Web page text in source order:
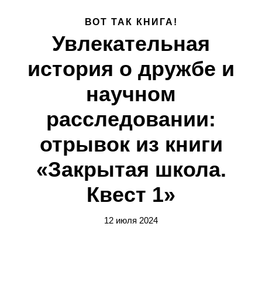
ВОТ ТАК КНИГА!
Увлекательная
история о дружбе и
научном
расследовании:
отрывок из книги
«Закрытая школа.
Квест 1»
12 июля 2024